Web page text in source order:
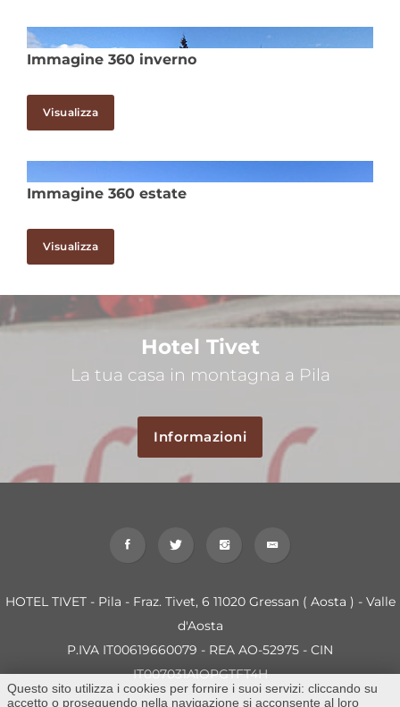
Immagine 360 inverno
Visualizza
Immagine 360 estate
Visualizza
Hotel Tivet
La tua casa in montagna a Pila
Informazioni
HOTEL TIVET - Pila - Fraz. Tivet, 6 11020 Gressan ( Aosta ) - Valle
d'Aosta
P.IVA IT00619660079 - REA AO-52975 - CIN
IT007031A1OPGTFT4H
Questo sito utilizza i cookies per fornire i suoi servizi: cliccando su
accetto o proseguendo nella navigazione si acconsente al loro